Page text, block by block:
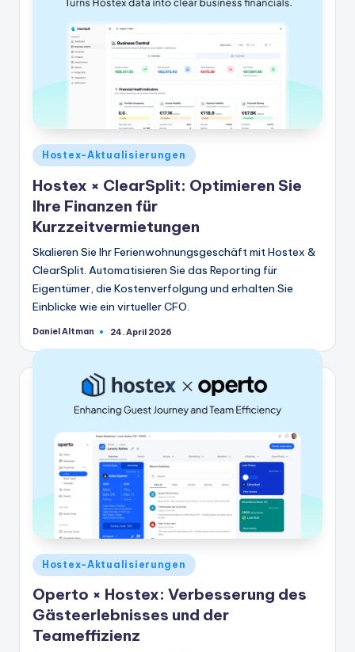
Veröffentlicht
Hostex-Aktualisierungen
Hostex × ClearSplit: Optimieren Sie
Ihre Finanzen für
Kurzzeitvermietungen
Skalieren Sie Ihr Ferienwohnungsgeschäft mit Hostex &
ClearSplit. Automatisieren Sie das Reporting für
Eigentümer, die Kostenverfolgung und erhalten Sie
Einblicke wie ein virtueller CFO.
Geschrieben
Daniel Altman 24. April 2026
Veröffentlicht
in
Hostex-Aktualisierungen
Operto × Hostex: Verbesserung des
Gästeerlebnisses und der
Teameffizienz